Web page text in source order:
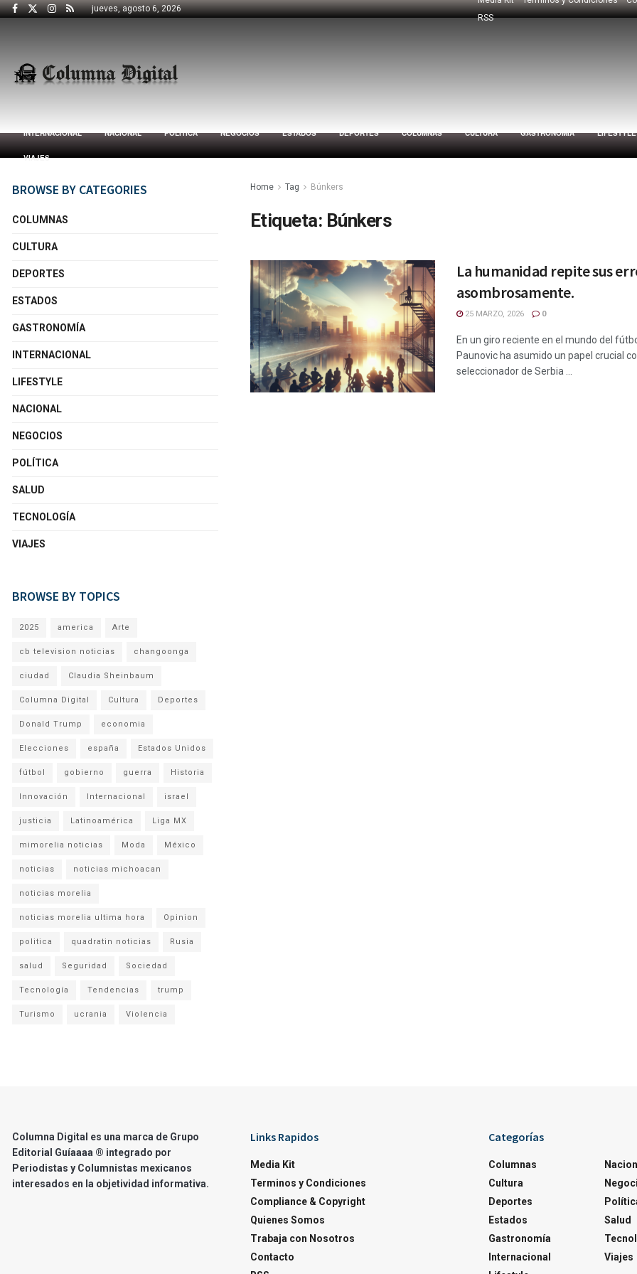
jueves, agosto 6, 2026
RSS
INTERNACIONAL NACIONAL POLÍTICA NEGOCIOS ESTADOS DEPORTES COLUMNAS CULTURA GASTRONOMÍA LIFESTYLE
VIAJES
Home Tag Búnkers
Etiqueta: Búnkers
La humanidad repite sus
asombrosamente.
25 MARZO, 2026 0
En un giro reciente en el mundo del
Paunovic ha asumido un papel crucial
seleccionador de Serbia ...
BROWSE BY CATEGORIES
COLUMNAS
CULTURA
DEPORTES
ESTADOS
GASTRONOMÍA
INTERNACIONAL
LIFESTYLE
NACIONAL
NEGOCIOS
POLÍTICA
SALUD
TECNOLOGÍA
VIAJES
BROWSE BY TOPICS
2025 america Arte
cb television noticias changoonga
ciudad Claudia Sheinbaum
Columna Digital Cultura Deportes
Donald Trump economia
Elecciones españa Estados Unidos
fútbol gobierno guerra Historia
Innovación Internacional israel
justicia Latinoamérica Liga MX
mimorelia noticias Moda México
noticias noticias michoacan
noticias morelia
noticias morelia ultima hora Opinion
politica quadratin noticias Rusia
salud Seguridad Sociedad
Tecnología Tendencias trump
Turismo ucrania Violencia
Columna Digital es una marca de Grupo
Editorial Guíaaaa ® integrado por
Periodistas y Columnistas mexicanos
interesados en la objetividad informativa.
Links Rapidos
Media Kit
Terminos y Condiciones
Compliance & Copyright
Quienes Somos
Trabaja con Nosotros
Contacto
Categorías
Columnas
Cultura
Deportes
Estados
Gastronomía
Internacional
Salud
Viajes